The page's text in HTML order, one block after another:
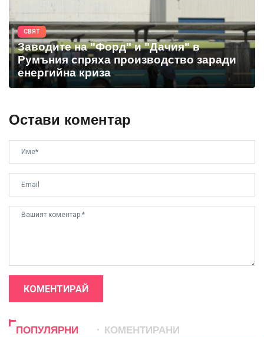
СВЯТ
Заводите на "Форд" и "Дачия" в
Румъния спряха производство заради
енергийна криза
Остави коментар
КОМЕНТИРАЙ
ПОПУЛЯРНИ КОМЕНТИРАНИ